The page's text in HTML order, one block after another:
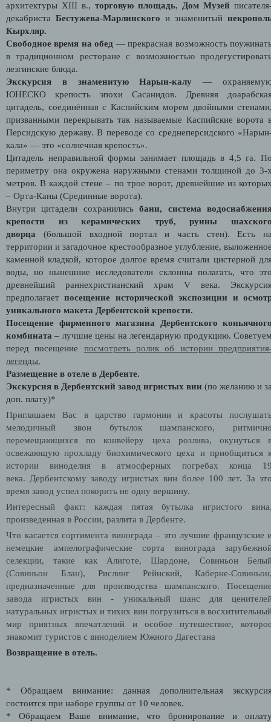
архитектуры XIII в., торговую площадь, Дом Музей
декабриста Бестужева-Марлинского и знаменитый
Кырхляр.
Свободное время на обед —прекрасная возможность
в традиционном ресторане c возможностью
лезгинские блюда.
Экскурсия в знаменитую Нарын-калу —
ЮНЕСКО крепость эпохи Сасанидов. Древняя
цитадель, соединённая с Каспийским морем двойными
призванными перекрывать так называемые Каспийские ворота
Персидскую державу. В переводе со среднеперсидского
кала» — это «солнечная крепость».
Цитадель неправильной формы занимает площадь в 4,5 га.
периметру она окружена наружными стенами толщиной до 3-
метров. В каждой стене – по трое ворот, древнейшие из
– Орта-Каны (Срединные ворота).
Внутри цитадели сохранилисьбани, система
крепости из керамических труб, руины
дворца (большой входной портал и часть стен). Есть
территории и загадочное крестообразное углубление,
каменной кладкой, которое долгое время считали цистерной
воды, но нынешние исследователи склонны полагать, что
древнейший раннехристианский храм V века.
предполагаетпосещение исторической экспозиции и
уникального макета Дербентской крепости.
Посещение фирменного магазина Дербентского
комбината – лучшие цены на легендарную продукцию.
перед посещение посмотреть ролик об истории
легенды.
Размещение в отеле в Дербенте.
Экскурсия в Дербентский завод игристых вин (по желанию и
доп. плату)*
Приглашаем Вас в царство гармонии и красоты
мелодичный звон бутылок шампанского,
перемещающихся по конвейеру цеха розлива, окунуться
освежающую прохладу биохимического цеха и приобщиться
истории виноделия в атмосферных погребах конца
века. Дербентскому заводу игристых вин более 100 лет. За
время завод успел покорить не одну вершину.
Интересный факт: каждая пятая бутылка игристого
произведенная в России, разлита в Дербенте.
Что касается сортимента винограда – это лучшие французские
немецкие ампелографические сорта винограда
селекции, такие как Алиготе, Шардоне, Совиньон
(Совиньон Блан), Рислинг Рейнский, Каберне-
предназначенные для производства шампанского.
завода игристых вин - уникальный шанс для
натуральных игристых и тихих вин погрузиться в
мир приятных впечатлений и особое путешествие,
знакомит туристов с виноделием Южного Дагестана
Возвращение в отель.
* Обращаем внимание: данная дополнительная
состоится при наборе группы от 10 человек.
* Обращаем Ваше внимание, что бронирование и